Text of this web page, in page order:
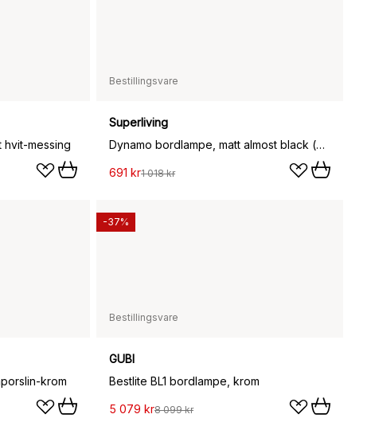
hvit-messing
Bestillingsvare
Superliving
Dynamo bordlampe, matt almost black (grå)
691 kr1 018 kr
krom
Bestillingsvare
GUBI
Bestlite BL1 bordlampe, krom
5 079 kr8 099 kr
-37%